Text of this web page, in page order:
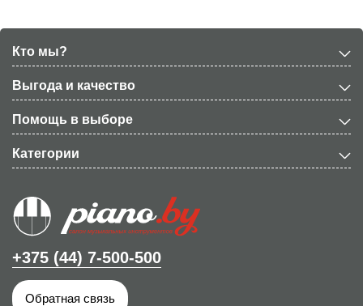
Кто мы?
Выгода и качество
Помощь в выборе
Категории
+375 (44) 7-500-500
Обратная связь